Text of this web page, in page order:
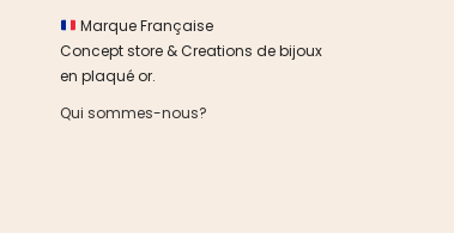
Marque Française
Concept store & Creations de bijoux
en plaqué or.
Qui sommes-nous?